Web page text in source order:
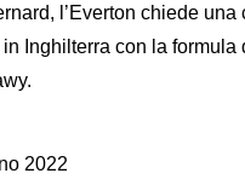
l’Everton chiede
Inghilterra con la
2022